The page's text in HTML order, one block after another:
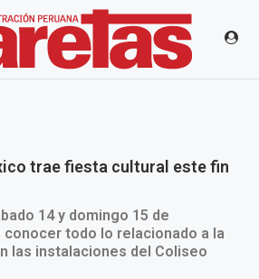
trae fiesta cultural este fin
14 y domingo 15 de
todo lo relacionado a la
las instalaciones del Coliseo